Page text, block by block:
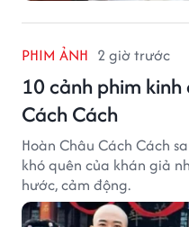
PHIM ẢNH 2 giờ trước
10 cảnh phim
Cách Cách
Hoàn Châu Cách Cách
khó quên của khán giả
hước, cảm động.